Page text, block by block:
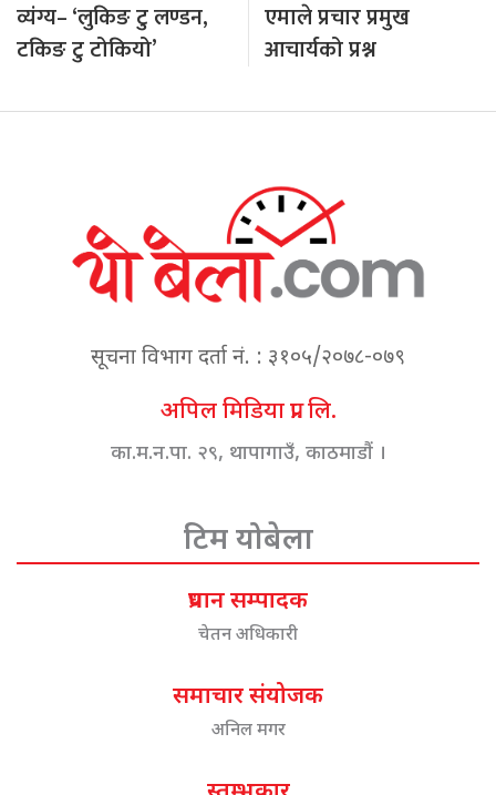
व्यंग्य– ‘लुकिङ टु लण्डन,
टकिङ टु टोकियो’
एमाले प्रचार प्रमुख
आचार्यको प्रश्न
सूचना विभाग दर्ता नं. : ३१०५/२०७८-०७९
अपिल मिडिया प्रा. लि.
का.म.न.पा. २९, थापागाउँ, काठमाडौं ।
टिम योबेला
प्रधान सम्पादक
चेतन अधिकारी
समाचार संयोजक
अनिल मगर